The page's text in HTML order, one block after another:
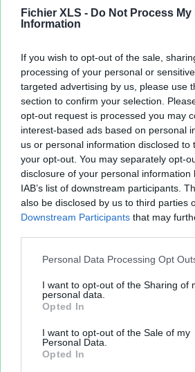
Fichier XLS - Do Not Process My
Information
If you wish to opt-out of the sale,
processing of your personal or
targeted advertising by us, please use
section to confirm your selection.
opt-out request is processed you may
interest-based ads based on personal
us or personal information disclosed to
your opt-out. You may separately opt-
disclosure of your personal information
IAB’s list of downstream participants.
also be disclosed by us to third parties
Downstream Participants that may
Personal Data Processing Opt
I want to opt-out of the Sharing of
personal data.
Opted In
I want to opt-out of the Sale of my
Personal Data.
Opted In
Lien court vers la page de
Copier
Code HTML - Recopiez ce code
fichier XLS sur un site Web:
Code BB-Code - Utilisez ce code